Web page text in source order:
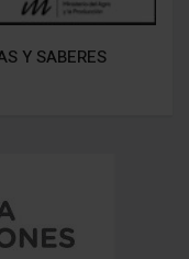
Y SABERES